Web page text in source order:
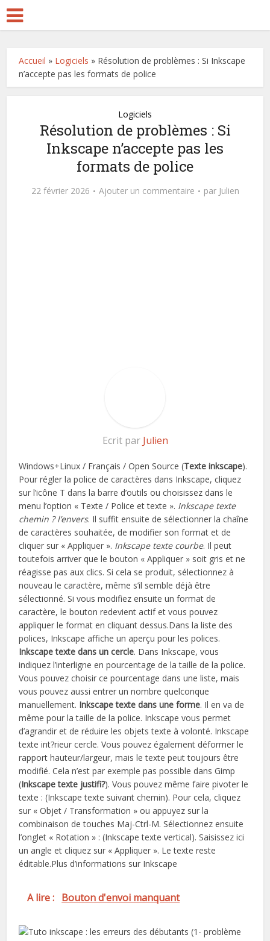
Accueil » Logiciels » Résolution de problèmes : Si Inkscape
n’accepte pas les formats de police
Logiciels
Résolution de problèmes : Si
Inkscape n’accepte pas les
formats de police
22 février 2026 Ajouter un commentaire par Julien
Ecrit par Julien
Windows+Linux / Français / Open Source (Texte inkscape).
Pour régler la police de caractères dans Inkscape, cliquez
sur l’icône T dans la barre d’outils ou choisissez dans le
menu l’option « Texte / Police et texte ». Inkscape texte
chemin ? l’envers. Il suffit ensuite de sélectionner la chaîne
de caractères souhaitée, de modifier son format et de
cliquer sur « Appliquer ». Inkscape texte courbe. Il peut
toutefois arriver que le bouton « Appliquer » soit gris et ne
réagisse pas aux clics. Si cela se produit, sélectionnez à
nouveau le caractère, même s’il semble déjà être
sélectionné. Si vous modifiez ensuite un format de
caractère, le bouton redevient actif et vous pouvez
appliquer le format en cliquant dessus.Dans la liste des
polices, Inkscape affiche un aperçu pour les polices.
Inkscape texte dans un cercle. Dans Inkscape, vous
indiquez l’interligne en pourcentage de la taille de la police.
Vous pouvez choisir ce pourcentage dans une liste, mais
vous pouvez aussi entrer un nombre quelconque
manuellement. Inkscape texte dans une forme. Il en va de
même pour la taille de la police. Inkscape vous permet
d’agrandir et de réduire les objets texte à volonté. Inkscape
texte int?rieur cercle. Vous pouvez également déformer le
rapport hauteur/largeur, mais le texte peut toujours être
modifié. Cela n’est par exemple pas possible dans Gimp
(Inkscape texte justifi?). Vous pouvez même faire pivoter le
texte : (Inkscape texte suivant chemin). Pour cela, cliquez
sur « Objet / Transformation » ou appuyez sur la
combinaison de touches Maj-Ctrl-M. Sélectionnez ensuite
l’onglet « Rotation » : (Inkscape texte vertical). Saisissez ici
un angle et cliquez sur « Appliquer ». Le texte reste
éditable.Plus d’informations sur Inkscape
A lire : Bouton d'envoi manquant